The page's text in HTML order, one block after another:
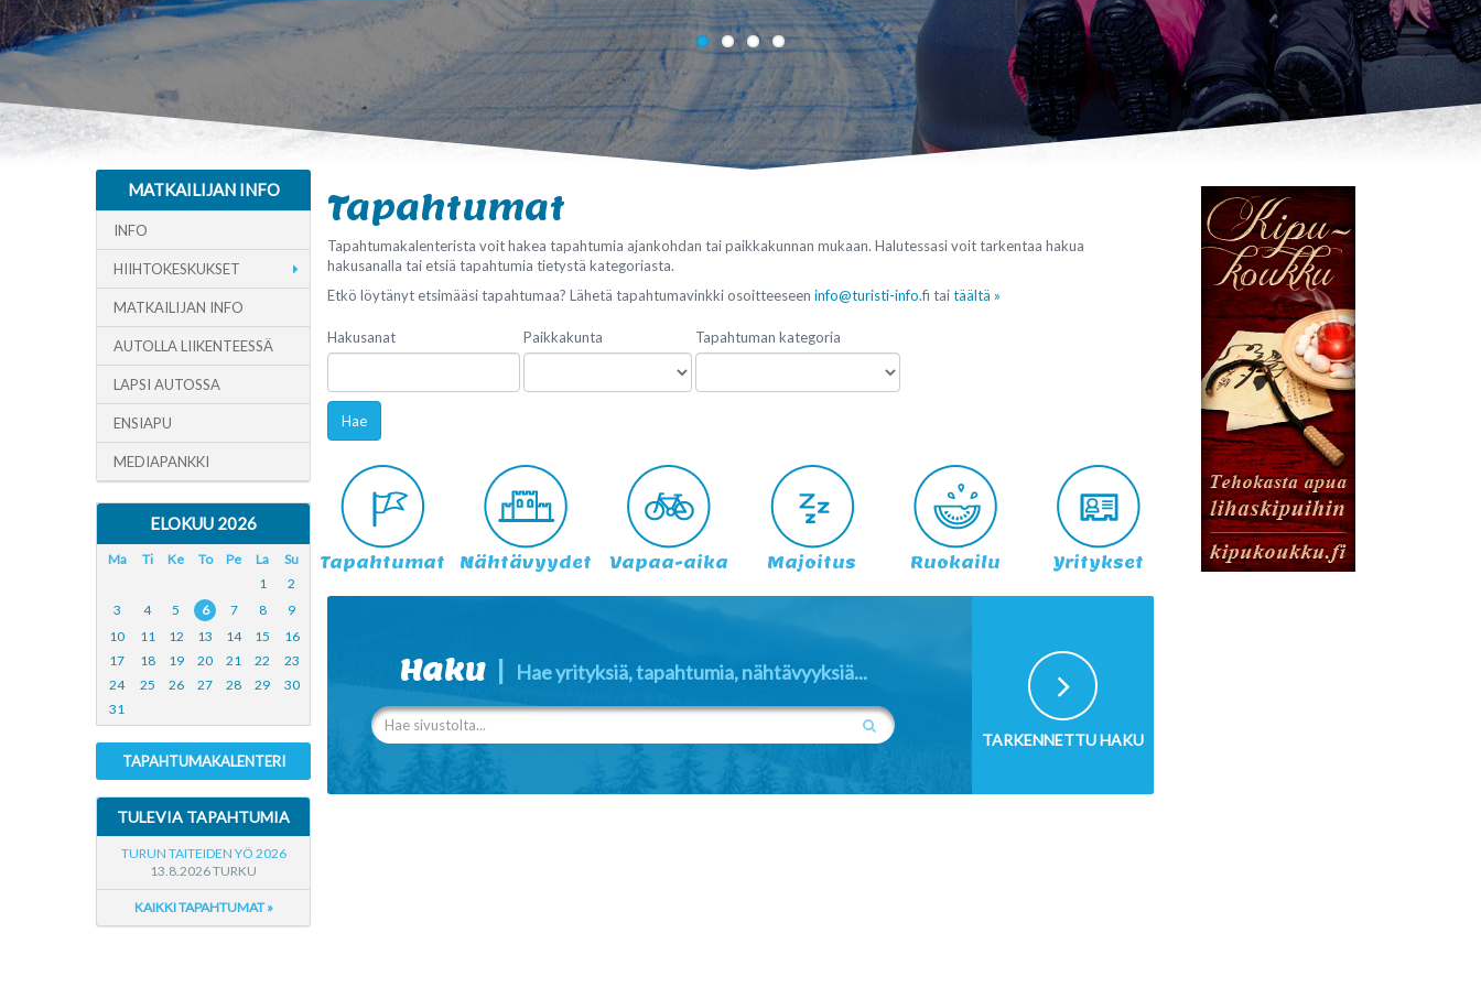
Tapahtumat
Tapahtumakalenterista voit hakea tapahtumia ajankohdan tai paikkakunnan mukaan. Halutessasi voit tarkentaa hakua
hakusanalla tai etsiä tapahtumia tietystä kategoriasta.
Etkö löytänyt etsimääsi tapahtumaa? Lähetä tapahtumavinkki osoitteeseen info@turisti-info.fi taitäältä »
Hakusanat Paikkakunta Tapahtuman kategoria
Hae
Tapahtumat Nähtävyydet Vapaa-aika Majoitus Ruokailu Yritykset
Haku | Hae yrityksiä, tapahtumia, nähtävyyksiä...
TARKENNETTU HAKU
MATKAILIJAN INFO
INFO
HIIHTOKESKUKSET
MATKAILIJAN INFO
AUTOLLA LIIKENTEESSÄ
LAPSI AUTOSSA
ENSIAPU
MEDIAPANKKI
ELOKUU 2026
Ma Ti Ke To Pe La
Su
1
2
3
4 5 6 7 8
9
10
11 12 13 14 15
16
17
18 19 20 21 22
23
24
25 26 27 28 29
30
31
TAPAHTUMAKALENTERI
TULEVIA TAPAHTUMIA
TURUN TAITEIDEN YÖ 2026
13.8.2026 TURKU
KAIKKI TAPAHTUMAT »